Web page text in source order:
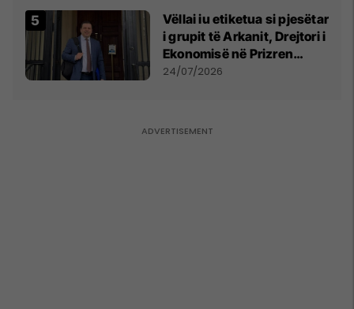
Vëllai iu etiketua si pjesëtar
i grupit të Arkanit, Drejtori i
Ekonomisë në Prizren
mohon pretendimet
24/07/2026